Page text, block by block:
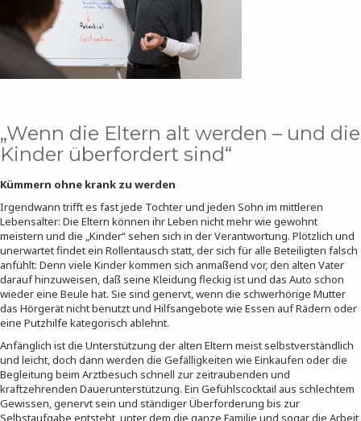
„Wenn die Eltern alt werden – und die
Kinder überfordert sind“
Kümmern ohne krank zu werden
Irgendwann trifft es fast jede Tochter und jeden Sohn im mittleren
Lebensalter: Die Eltern können ihr Leben nicht mehr wie gewohnt
meistern und die „Kinder“ sehen sich in der Verantwortung. Plötzlich und
unerwartet findet ein Rollentausch statt, der sich für alle Beteiligten falsch
anfühlt: Denn viele Kinder kommen sich anmaßend vor, den alten Vater
darauf hinzuweisen, daß seine Kleidung fleckig ist und das Auto schon
wieder eine Beule hat. Sie sind genervt, wenn die schwerhörige Mutter
das Hörgerät nicht benutzt und Hilfsangebote wie Essen auf Rädern oder
eine Putzhilfe kategorisch ablehnt.
Anfänglich ist die Unterstützung der alten Eltern meist selbstverständlich
und leicht, doch dann werden die Gefälligkeiten wie Einkaufen oder die
Begleitung beim Arztbesuch schnell zur zeitraubenden und
kraftzehrenden Dauerunterstützung. Ein Gefühlscocktail aus schlechtem
Gewissen, genervt sein und ständiger Überforderung bis zur
Selbstaufgabe entsteht, unter dem die ganze Familie und sogar die Arbeit